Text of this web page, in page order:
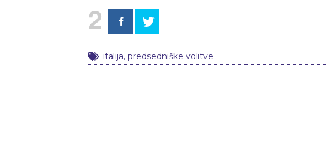
2
italija, predsedniške volitve